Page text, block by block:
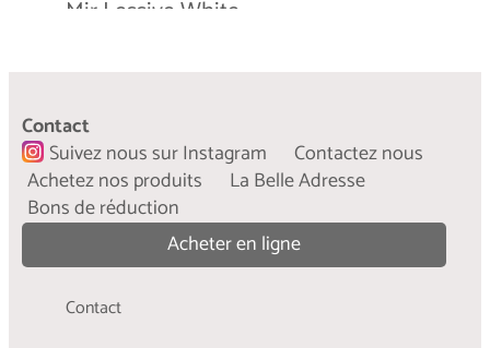
Mir Lessive White
blancs et clairs contre le grisaillement.
...
En savoir plus
préférées grâce à Mir Lessive Black !
...
En savoir plus
Pour que votre laine et vos textiles délicats
restent doux comme neufs !
...
En savoir plus
Contact
Suivez nous sur Instagram
Contactez nous
Achetez nos produits
La Belle Adresse
Bons de réduction
Acheter en ligne
Contact